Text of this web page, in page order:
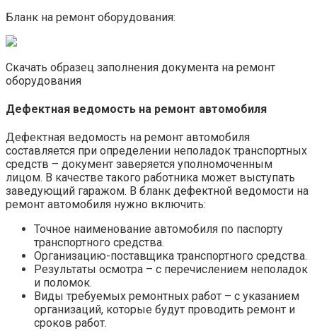
Бланк на ремонт оборудования:
Скачать образец заполнения документа на ремонт
оборудования
Дефектная ведомость на ремонт автомобиля
Дефектная ведомость на ремонт автомобиля
составляется при определении неполадок транспортных
средств – документ заверяется уполномоченным
лицом. В качестве такого работника может выступать
заведующий гаражом. В бланк дефектной ведомости на
ремонт автомобиля нужно включить:
Точное наименование автомобиля по паспорту
транспортного средства.
Организацию-поставщика транспортного средства.
Результаты осмотра – с перечислением неполадок
и поломок.
Виды требуемых ремонтных работ – с указанием
организаций, которые будут проводить ремонт и
сроков работ.